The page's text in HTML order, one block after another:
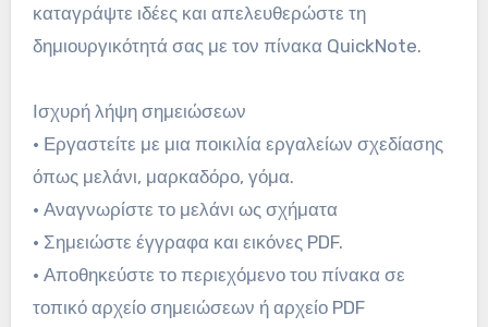
καταγράψτε ιδέες και απελευθερώστε τη
δημιουργικότητά σας με τον πίνακα QuickNote.
Ισχυρή λήψη σημειώσεων
• Εργαστείτε με μια ποικιλία εργαλείων σχεδίασης
όπως μελάνι, μαρκαδόρο, γόμα.
• Αναγνωρίστε το μελάνι ως σχήματα
• Σημειώστε έγγραφα και εικόνες PDF.
• Αποθηκεύστε το περιεχόμενο του πίνακα σε
τοπικό αρχείο σημειώσεων ή αρχείο PDF